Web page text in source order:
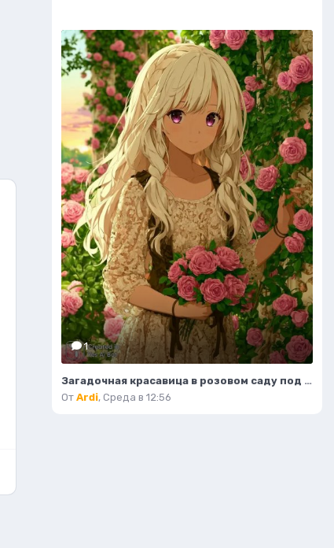
1
Загадочная красавица в розовом саду под закатным небом. Изображение из нейросети Миджорни
От Ardi, Среда в 12:56